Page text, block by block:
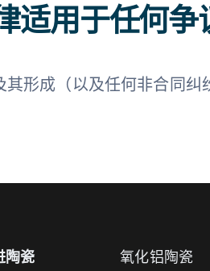
适用于任何争
形成（以及任何非合同纠
陶瓷
氧化铝陶瓷